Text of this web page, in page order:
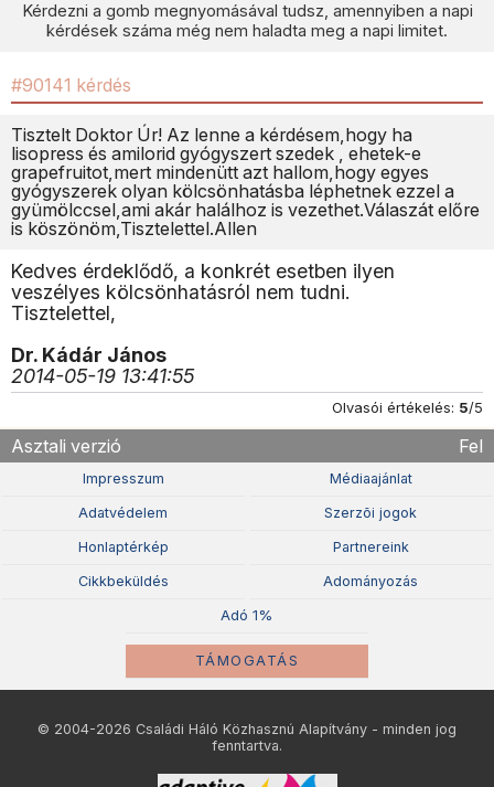
Kérdezni a gomb megnyomásával tudsz, amennyiben a napi
kérdések száma még nem haladta meg a napi limitet.
#90141 kérdés
Tisztelt Doktor Úr! Az lenne a kérdésem,hogy ha
lisopress és amilorid gyógyszert szedek , ehetek-e
grapefruitot,mert mindenütt azt hallom,hogy egyes
gyógyszerek olyan kölcsönhatásba léphetnek ezzel a
gyümölccsel,ami akár halálhoz is vezethet.Válaszát előre
is köszönöm,Tisztelettel.Allen
Kedves érdeklődő, a konkrét esetben ilyen
veszélyes kölcsönhatásról nem tudni.
Tisztelettel,
Dr. Kádár János
2014-05-19 13:41:55
Olvasói értékelés: 5/5
Asztali verzió Fel
Impresszum Médiaajánlat
Adatvédelem Szerzõi jogok
Honlaptérkép Partnereink
Cikkbeküldés Adományozás
Adó 1%
TÁMOGATÁS
© 2004-2026 Családi Háló Közhasznú Alapítvány - minden jog
fenntartva.